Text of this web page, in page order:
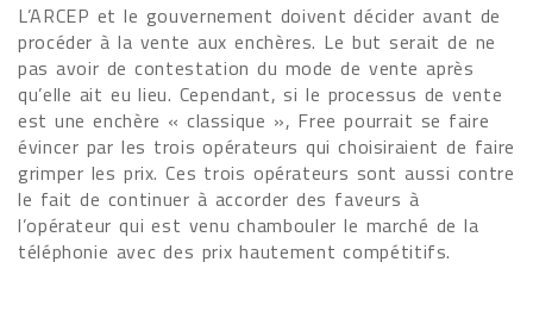
L’ARCEP et le gouvernement doivent décider avant de
procéder à la vente aux enchères. Le but serait de ne
pas avoir de contestation du mode de vente après
qu’elle ait eu lieu. Cependant, si le processus de vente
est une enchère « classique », Free pourrait se faire
évincer par les trois opérateurs qui choisiraient de faire
grimper les prix. Ces trois opérateurs sont aussi contre
le fait de continuer à accorder des faveurs à
l’opérateur qui est venu chambouler le marché de la
téléphonie avec des prix hautement compétitifs.